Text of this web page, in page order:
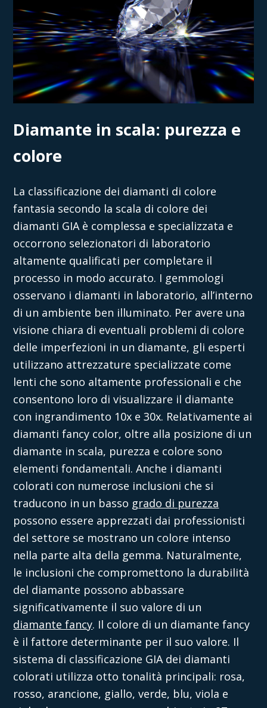
Diamante in scala: purezza e
colore
La classificazione dei diamanti di colore
fantasia secondo la scala di colore dei
diamanti GIA è complessa e specializzata e
occorrono selezionatori di laboratorio
altamente qualificati per completare il
processo in modo accurato. I gemmologi
osservano i diamanti in laboratorio, all’interno
di un ambiente ben illuminato. Per avere una
visione chiara di eventuali problemi di colore
delle imperfezioni in un diamante, gli esperti
utilizzano attrezzature specializzate come
lenti che sono altamente professionali e che
consentono loro di visualizzare il diamante
con ingrandimento 10x e 30x. Relativamente ai
diamanti fancy color, oltre alla posizione di un
diamante in scala, purezza e colore sono
elementi fondamentali. Anche i diamanti
colorati con numerose inclusioni che si
traducono in un basso grado di purezza
possono essere apprezzati dai professionisti
del settore se mostrano un colore intenso
nella parte alta della gemma. Naturalmente,
le inclusioni che compromettono la durabilità
del diamante possono abbassare
significativamente il suo valore di un
diamante fancy. Il colore di un diamante fancy
è il fattore determinante per il suo valore. Il
sistema di classificazione GIA dei diamanti
colorati utilizza otto tonalità principali: rosa,
rosso, arancione, giallo, verde, blu, viola e